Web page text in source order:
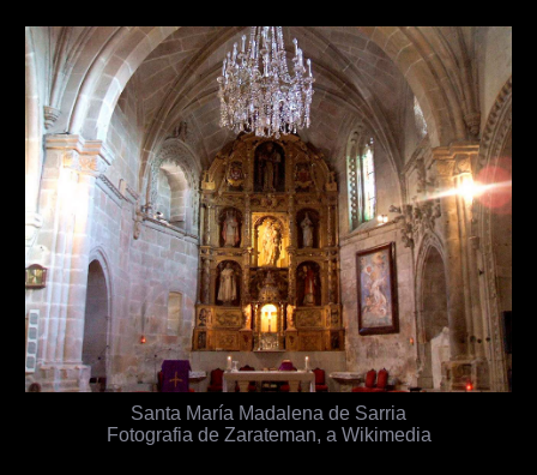
Santa María Madalena de Sarria
Fotografia de Zarateman, a Wikimedia